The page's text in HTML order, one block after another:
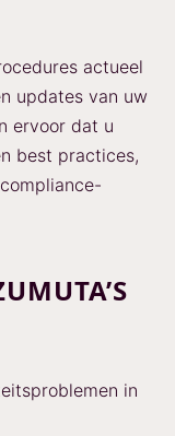
actueel
updates van uw
ervoor dat u
best practices,
in